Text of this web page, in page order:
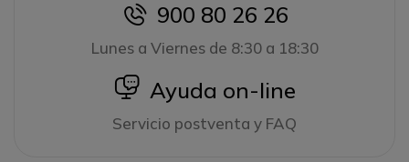
icon
900 80 26 26
Lunes a Viernes de 8:30 a 18:30
icon
Ayuda on-line
Servicio postventa y FAQ